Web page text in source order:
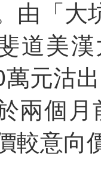
由「大
道美
萬元沽
兩個月
較意向